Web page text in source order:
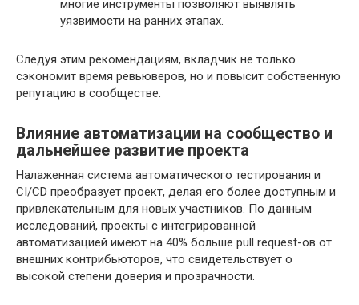
многие инструменты позволяют выявлять
уязвимости на ранних этапах.
Следуя этим рекомендациям, вкладчик не только
сэкономит время ревьюверов, но и повысит собственную
репутацию в сообществе.
Влияние автоматизации на сообщество и
дальнейшее развитие проекта
Налаженная система автоматического тестирования и
CI/CD преобразует проект, делая его более доступным и
привлекательным для новых участников. По данным
исследований, проекты с интегрированной
автоматизацией имеют на 40% больше pull request-ов от
внешних контрибьюторов, что свидетельствует о
высокой степени доверия и прозрачности.